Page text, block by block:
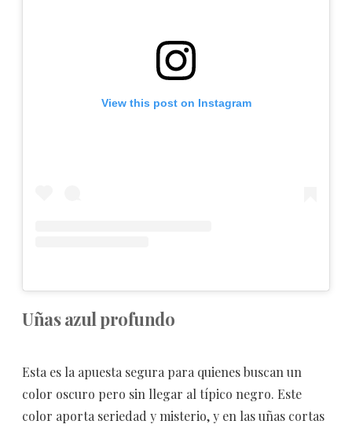
View this post on Instagram
Uñas azul profundo
Esta es la apuesta segura para quienes buscan un
color oscuro pero sin llegar al típico negro. Este
color aporta seriedad y misterio, y en las uñas cortas